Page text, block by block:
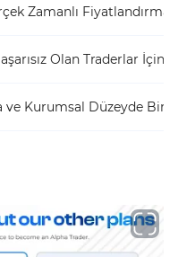
Zamanlı Fiyatlandırma
Olan Traderlar İçin
Kurumsal Düzeyde Bir